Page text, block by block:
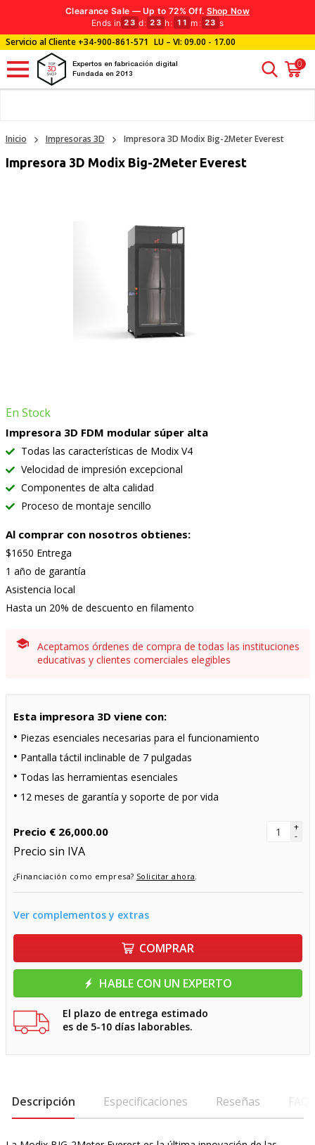
Clearance Sale — Up to 72% Off. Shop Now
Ends in 23 d: 23 h: 11 m : 22 s
Servicio al Cliente +34-900-861-571 LU – VI: 09.00 - 17.00
Expertos en fabricación digital
Fundada en 2013
0
Inicio Impresoras 3D Impresora 3D Modix Big-2Meter Everest
Impresora 3D Modix Big-2Meter Everest
En Stock
Impresora 3D FDM modular súper alta
Todas las características de Modix V4
Velocidad de impresión excepcional
Componentes de alta calidad
Proceso de montaje sencillo
Al comprar con nosotros obtienes:
$1650 Entrega
1 año de garantía
Asistencia local
Hasta un 20% de descuento en filamento
Aceptamos órdenes de compra de todas las instituciones
educativas y clientes comerciales elegibles
Esta impresora 3D viene con:
Piezas esenciales necesarias para el funcionamiento
Pantalla táctil inclinable de 7 pulgadas
Todas las herramientas esenciales
12 meses de garantía y soporte de por vida
Precio € 26,000.00 +
-
Precio sin IVA
¿Financiación como empresa? Solicitar ahora.
Ver complementos y extras
COMPRAR
HABLE CON UN EXPERTO
El plazo de entrega estimado
es de 5-10 días laborables.
Descripción Especificaciones Reseñas FAQ